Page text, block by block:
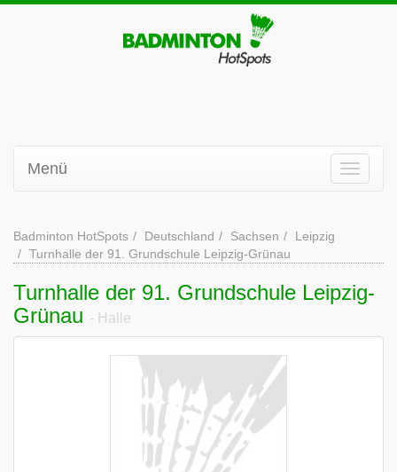
Menü
Badminton HotSpots Deutschland Sachsen
Leipzig
Turnhalle der 91. Grundschule Leipzig-Grünau
Turnhalle der 91. Grundschule Leipzig-
Grünau - Halle